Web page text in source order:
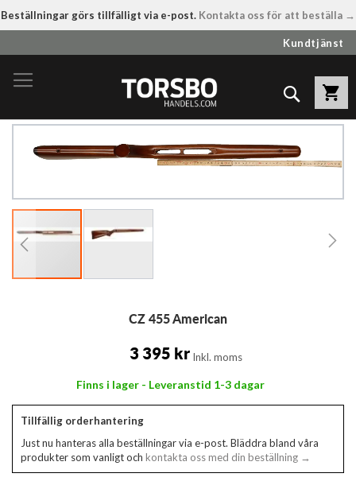
Beställningar görs tillfälligt via e-post. Kontakta oss för att beställa →
till
innehållet
Kundtjänst
Sök
slutet
CZ 455 American
3 395 kr Inkl. moms
Finns i lager - Leveranstid 1-3 dagar
Tillfällig orderhantering
Just nu hanteras alla beställningar via e-post. Bläddra bland våra
produkter som vanligt och kontakta oss med din beställning →